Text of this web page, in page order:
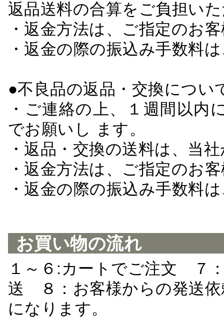
返品送料の合算をご負担い
・返金方法は、ご指定のお
・返金の際の振込み手数料
●不良品の返品・交換につい
・ご連絡の上、１週間以
でお願いし ます。
・返品・交換の送料は、当
・返金方法は、ご指定のお
・返金の際の振込み手数料
お買い物の流れ
１～６:カートでご注文 ７
送 ８：お客様からの発送
になります。